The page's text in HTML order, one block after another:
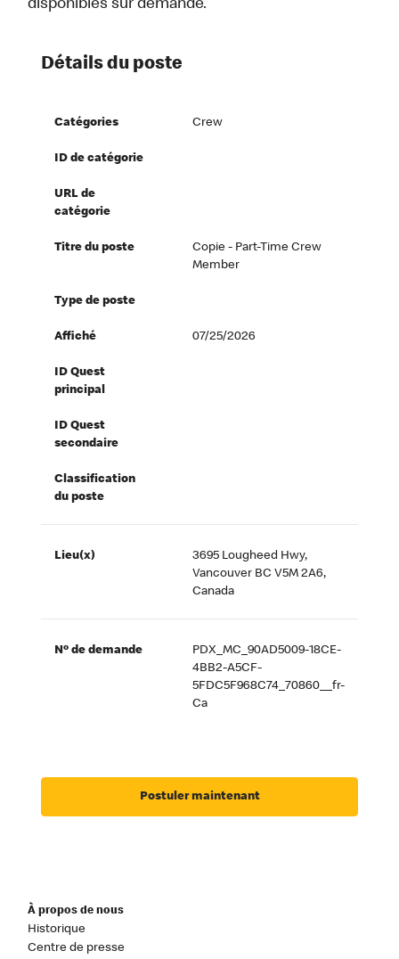
disponibles sur demande.
Détails du poste
Catégories Crew
ID de catégorie
URL de
catégorie
Titre du poste
Copie - Part-Time Crew
Member
Type de poste
Affiché 07/25/2026
ID Quest
principal
ID Quest
secondaire
Classification
du poste
Lieu(x)
3695 Lougheed Hwy,
Vancouver BC V5M 2A6,
Canada
Nº de demande
PDX_MC_90AD5009-18CE-
4BB2-A5CF-
5FDC5F968C74_70860__fr-
Ca
Postuler maintenant
À propos de nous
Historique
Centre de presse